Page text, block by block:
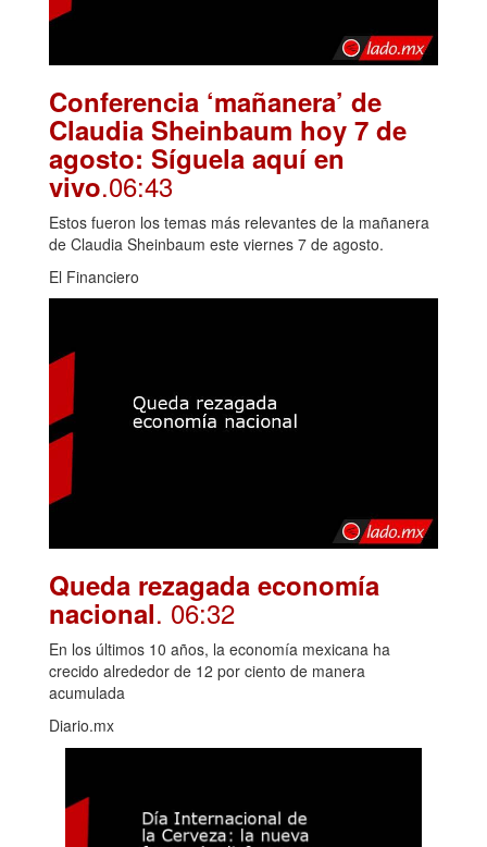
Conferencia ‘mañanera’ de
Claudia Sheinbaum hoy 7 de
agosto: Síguela aquí en
vivo.06:43
Estos fueron los temas más relevantes de la mañanera
de Claudia Sheinbaum este viernes 7 de agosto.
El Financiero
Queda rezagada economía
nacional. 06:32
En los últimos 10 años, la economía mexicana ha
crecido alrededor de 12 por ciento de manera
acumulada
Diario.mx